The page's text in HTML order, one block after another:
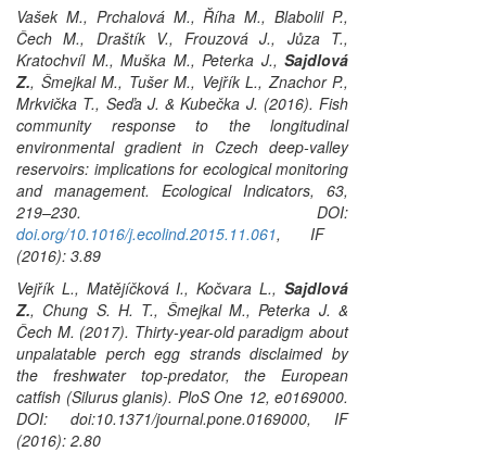
Vašek M., Prchalová M., Říha M., Blabolil P.,
Čech M., Draštík V., Frouzová J., Jůza T.,
Kratochvíl M., Muška M., Peterka J., Sajdlová
Z., Šmejkal M., Tušer M., Vejřík L., Znachor P.,
Mrkvička T., Seďa J. & Kubečka J. (2016). Fish
community response to the longitudinal
environmental gradient in Czech deep-valley
reservoirs: implications for ecological monitoring
and management. Ecological Indicators, 63,
219–230. DOI:
doi.org/10.1016/j.ecolind.2015.11.061, IF
(2016): 3.89
Vejřík L., Matějíčková I., Kočvara L., Sajdlová
Z., Chung S. H. T., Šmejkal M., Peterka J. &
Čech M. (2017). Thirty-year-old paradigm about
unpalatable perch egg strands disclaimed by
the freshwater top-predator, the European
catfish (Silurus glanis). PloS One 12, e0169000.
DOI: doi:10.1371/journal.pone.0169000, IF
(2016): 2.80